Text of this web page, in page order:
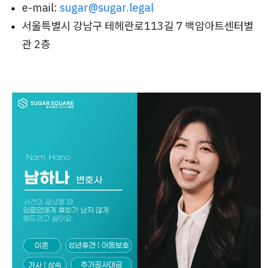
e-mail: sugar@sugar.legal
서울특별시 강남구 테헤란로113길 7 백암아트센터별
관 2층